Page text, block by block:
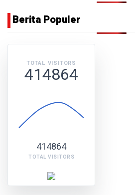
Berita Populer
TOTAL VISITORS
414864
414864
TOTAL VISITORS